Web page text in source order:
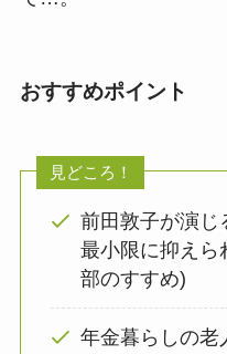
おすすめポイント
見どころ！
前田敦子が演じ
最小限に抑え
部のすすめ)
年金暮らしの老